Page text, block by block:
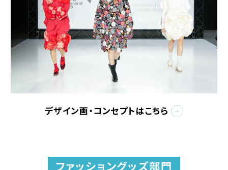
デザイン画・コンセプトはこちら
ファッショングッズ部門